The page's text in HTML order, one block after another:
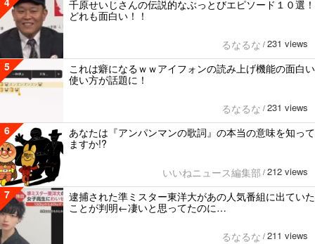
千原せいじさんの伝説的なぶっとびエピソード１０選！
どれも面白い！！
るなるな / 231 views
5
これは癖になるｗｗアイフォンの読み上げ機能の面白い
使い方が話題に！
るなるな / 231 views
6
あなたは『アンパンマンの歌詞』の本当の意味を知って
ますか!?
いいねニュース編集部 / 212 views
7
逮捕された準ミスター東洋大があの人気番組に出ていた
ことが判明←凄いと思ってたのに…
るなるな / 211 views